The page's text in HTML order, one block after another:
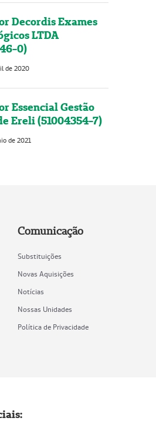
Decordis Exames
LTDA
0)
de 2020
Essencial Gestão
Ereli (51004354-7)
de 2021
Comunicação
Substituições
Novas Aquisições
Notícias
Nossas Unidades
Política de Privacidade